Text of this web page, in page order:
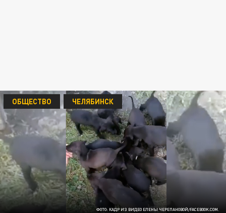
ФОТО: КАДР ИЗ ВИДЕО ЕЛЕНЫ ЧЕРЕПАНОВОЙ/FACEBOOK.COM.
ОБЩЕСТВО ЧЕЛЯБИНСК